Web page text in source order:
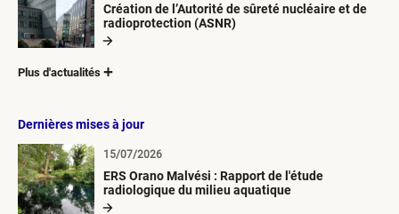
Création de l’Autorité de sûreté nucléaire et de
radioprotection (ASNR)
Plus d'actualités
Dernières mises à jour
ERS Orano Malvési : Rapport de l'étude
radiologique du milieu aquatique
15/07/2026